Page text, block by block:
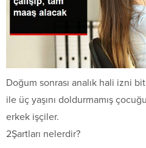
Doğum sonrası analık hali izni
ile üç yaşını doldurmamış
erkek işçiler.
2Şartları nelerdir?